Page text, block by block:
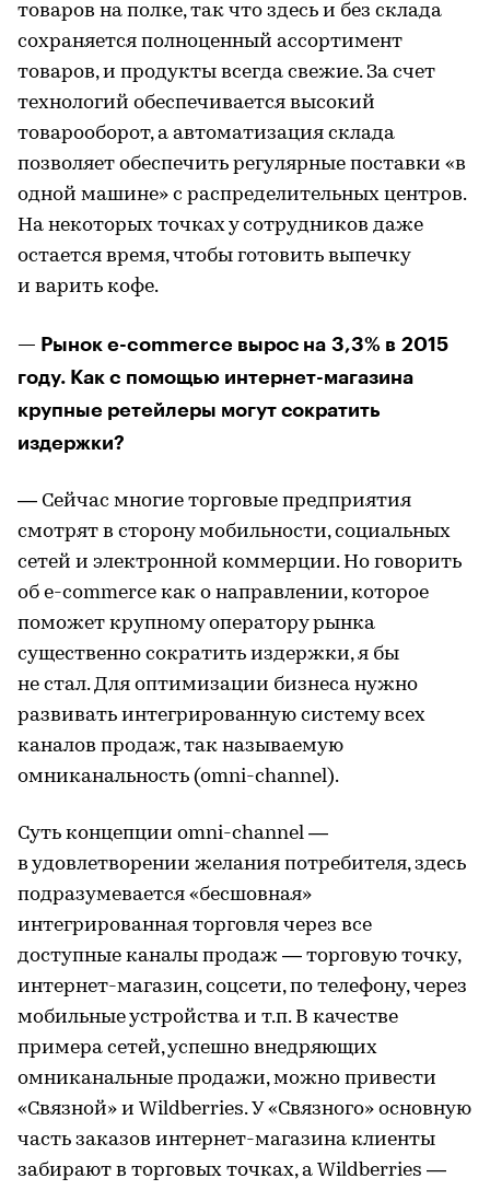
товаров на полке, так что здесь и без склада
сохраняется полноценный ассортимент
товаров, и продукты всегда свежие. За счет
технологий обеспечивается высокий
товарооборот, а автоматизация склада
позволяет обеспечить регулярные поставки «в
одной машине» с распределительных центров.
На некоторых точках у сотрудников даже
остается время, чтобы готовить выпечку
и варить кофе.
— Рынок e-commerce вырос на 3,3% в 2015
году. Как с помощью интернет-магазина
крупные ретейлеры могут сократить
издержки?
— Сейчас многие торговые предприятия
смотрят в сторону мобильности, социальных
сетей и электронной коммерции. Но говорить
об e-commerce как о направлении, которое
поможет крупному оператору рынка
существенно сократить издержки, я бы
не стал. Для оптимизации бизнеса нужно
развивать интегрированную систему всех
каналов продаж, так называемую
омниканальность (оmni-channel).
Суть концепции оmni-channel —
в удовлетворении желания потребителя, здесь
подразумевается «бесшовная»
интегрированная торговля через все
доступные каналы продаж — торговую точку,
интернет-магазин, соцсети, по телефону, через
мобильные устройства и т.п. В качестве
примера сетей, успешно внедряющих
омниканальные продажи, можно привести
«Связной» и Wildberries. У «Связного» основную
часть заказов интернет-магазина клиенты
забирают в торговых точках, а Wildberries —